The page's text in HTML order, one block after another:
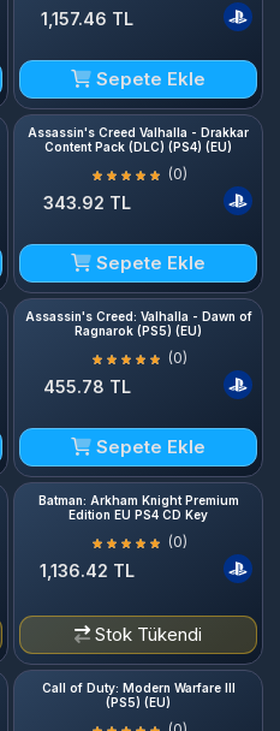
1,157.46 TL
Sepete Ekle
Assassin's Creed Valhalla - Drakkar
Content Pack (DLC) (PS4) (EU)
(0)
343.92 TL
Sepete Ekle
Assassin's Creed: Valhalla - Dawn of
Ragnarok (PS5) (EU)
(0)
455.78 TL
Sepete Ekle
Batman: Arkham Knight Premium
Edition EU PS4 CD Key
(0)
1,136.42 TL
Stok Tükendi
Call of Duty: Modern Warfare III
(PS5) (EU)